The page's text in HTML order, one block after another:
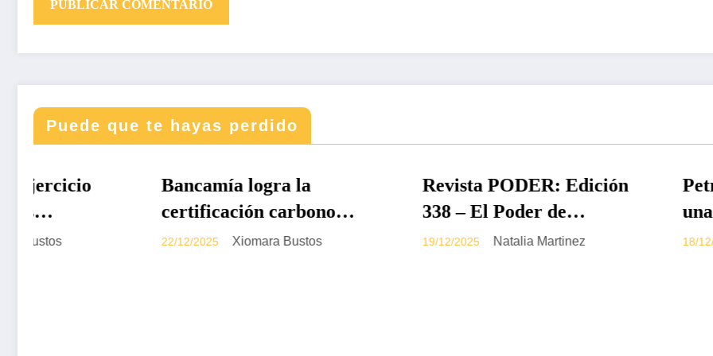
Puede que te hayas perdido
DESTACADAS
Bancamía logra la
certificación carbono
neutralidad, bajo la
22/12/2025 Xiomara Bustos
IMPRESO
Revista PODER: Edición
338 – El Poder de
Colombia en Disputa
19/12/2025 Natalia Martinez
DESTACADAS
Petro vuelve a
una
archivo de la
18/12/2025 Valentina